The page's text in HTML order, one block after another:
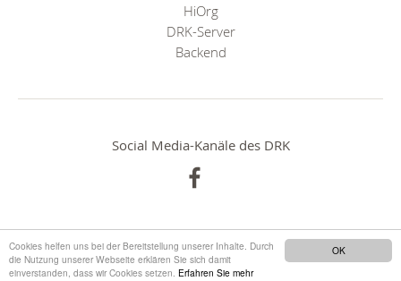
OK
Cookies helfen uns bei der Bereitstellung unserer Inhalte. Durch
die Nutzung unserer Webseite erklären Sie sich damit
einverstanden, dass wir Cookies setzen. Erfahren Sie mehr
HiOrg
DRK-Server
Backend
Social Media-Kanäle des DRK